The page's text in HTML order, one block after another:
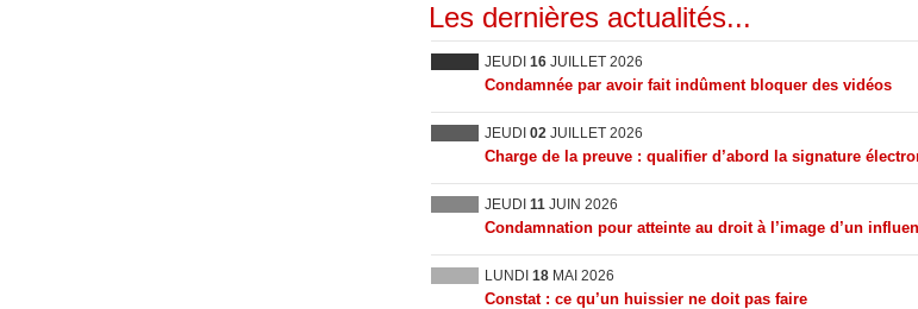
Les dernières actualités...
JEUDI 16 JUILLET 2026
Condamnée par avoir fait indûment bloquer des vidéos
JEUDI 02 JUILLET 2026
Charge de la preuve : qualifier d’abord la signature
JEUDI 11 JUIN 2026
Condamnation pour atteinte au droit à l’image d’un
LUNDI 18 MAI 2026
Constat : ce qu’un huissier ne doit pas faire